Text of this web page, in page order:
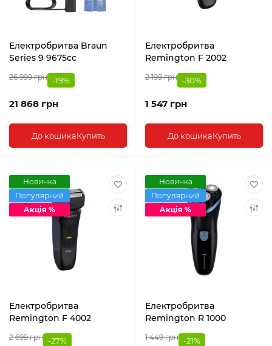
Електробритва Braun
Series 9 9675cc
26 999 грн -19%
21 868 грн
До кошикаКупить
Електробритва
Remington F 2002
2 199 грн -30%
1 547 грн
До кошикаКупить
Новинка
Популярний
Акція %
Електробритва
Remington F 4002
2 699 грн -27%
Новинка
Популярний
Акція %
Електробритва
Remington R 1000
1 449 грн -21%